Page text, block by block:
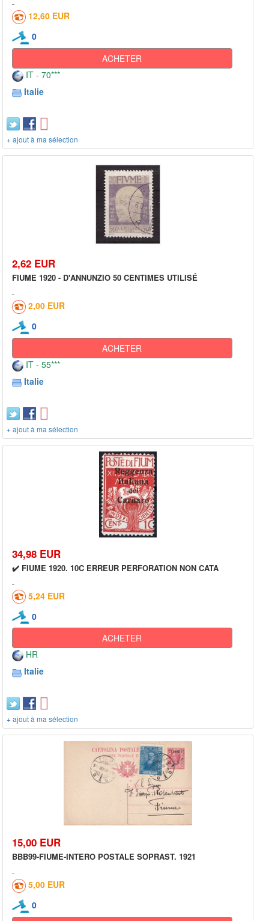
12,60 EUR
0
ACHETER
IT - 70***
Italie
+ ajout à ma sélection
2,62 EUR
FIUME 1920 - D'ANNUNZIO 50 CENTIMES UTILISÉ
2,00 EUR
0
ACHETER
IT - 55***
Italie
+ ajout à ma sélection
34,98 EUR
✔️ FIUME 1920. 10C ERREUR PERFORATION NON CATA
5,24 EUR
0
ACHETER
HR
Italie
+ ajout à ma sélection
15,00 EUR
BBB99-FIUME-INTERO POSTALE SOPRAST. 1921
5,00 EUR
0